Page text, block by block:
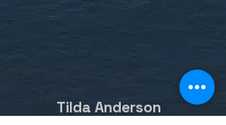
Tilda Anderson